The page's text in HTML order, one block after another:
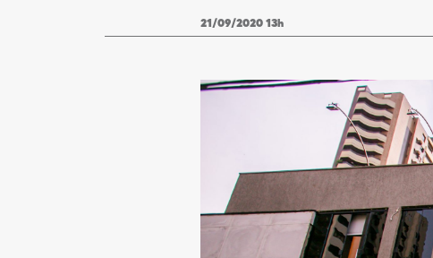
21/09/2020 13h